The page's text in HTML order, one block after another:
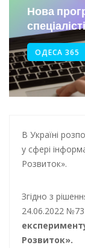
Водопостачання в
Нова
ОДЕСА 365
В Україні
у сфері
Розвиток».
Згідно з
24.06.2022
Розвиток».